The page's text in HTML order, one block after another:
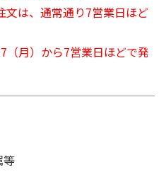
文は、通常通り7営業日ほど
（月）から7営業日ほどで発
等